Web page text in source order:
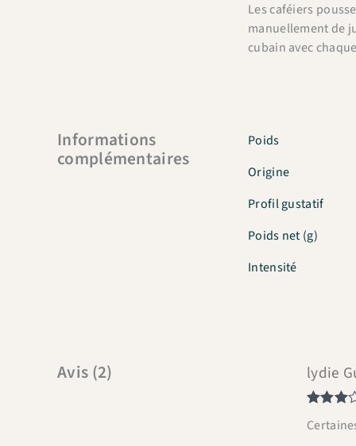
Les caféiers
manuellement de
cubain avec
Informations
complémentaires
Poids
Origine
Profil gustatif
Poids net (g)
Intensité
Avis (2)
sur 5
lydie